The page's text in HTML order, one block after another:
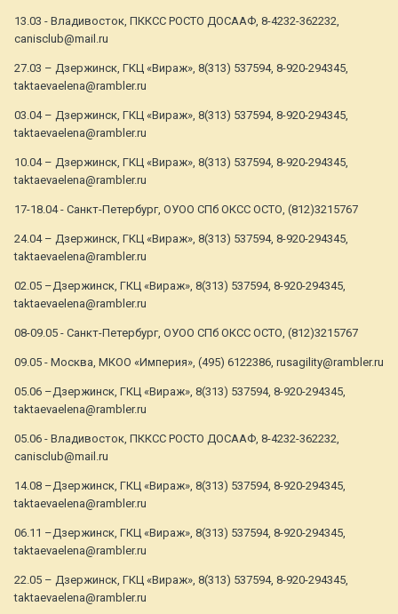
13.03 - Владивосток, ПККСС РОСТО ДОСААФ, 8-4232-362232,
canisclub@mail.ru
27.03 – Дзержинск, ГКЦ «Вираж», 8(313) 537594, 8-920-294345,
taktaevaelena@rambler.ru
03.04 – Дзержинск, ГКЦ «Вираж», 8(313) 537594, 8-920-294345,
taktaevaelena@rambler.ru
10.04 – Дзержинск, ГКЦ «Вираж», 8(313) 537594, 8-920-294345,
taktaevaelena@rambler.ru
17-18.04 - Санкт-Петербург, ОУОО СПб ОКСС ОСТО, (812)3215767
24.04 – Дзержинск, ГКЦ «Вираж», 8(313) 537594, 8-920-294345,
taktaevaelena@rambler.ru
02.05 –Дзержинск, ГКЦ «Вираж», 8(313) 537594, 8-920-294345,
taktaevaelena@rambler.ru
08-09.05 - Санкт-Петербург, ОУОО СПб ОКСС ОСТО, (812)3215767
09.05 - Москва, МКОО «Империя», (495) 6122386, rusagility@rambler.ru
05.06 –Дзержинск, ГКЦ «Вираж», 8(313) 537594, 8-920-294345,
taktaevaelena@rambler.ru
05.06 - Владивосток, ПККСС РОСТО ДОСААФ, 8-4232-362232,
canisclub@mail.ru
14.08 –Дзержинск, ГКЦ «Вираж», 8(313) 537594, 8-920-294345,
taktaevaelena@rambler.ru
06.11 –Дзержинск, ГКЦ «Вираж», 8(313) 537594, 8-920-294345,
taktaevaelena@rambler.ru
22.05 – Дзержинск, ГКЦ «Вираж», 8(313) 537594, 8-920-294345,
taktaevaelena@rambler.ru